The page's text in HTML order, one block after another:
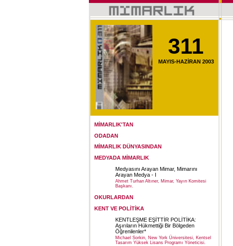
311
MAYIS-HAZİRAN 2003
MİMARLIK'TAN
ODADAN
MİMARLIK DÜNYASINDAN
MEDYADA MİMARLIK
Medyasını Arayan Mimar, Mimarını
Arayan Medya - I
Ahmet Turhan Altıner, Mimar, Yayın Komitesi
Başkanı.
OKURLARDAN
KENT VE POLİTİKA
KENTLEŞME EŞİTTİR POLİTİKA:
Aşırıların Hükmettiği Bir Bölgeden
Öğrenilenler*
Michael Sorkin, New York Üniversitesi, Kentsel
Tasarım Yüksek Lisans Programı Yöneticisi.